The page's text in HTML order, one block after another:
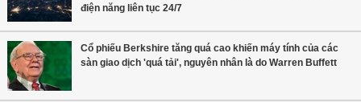
điện năng liên tục 24/7
Cổ phiếu Berkshire tăng quá cao khiến máy tính của các
sàn giao dịch 'quá tải', nguyên nhân là do Warren Buffett